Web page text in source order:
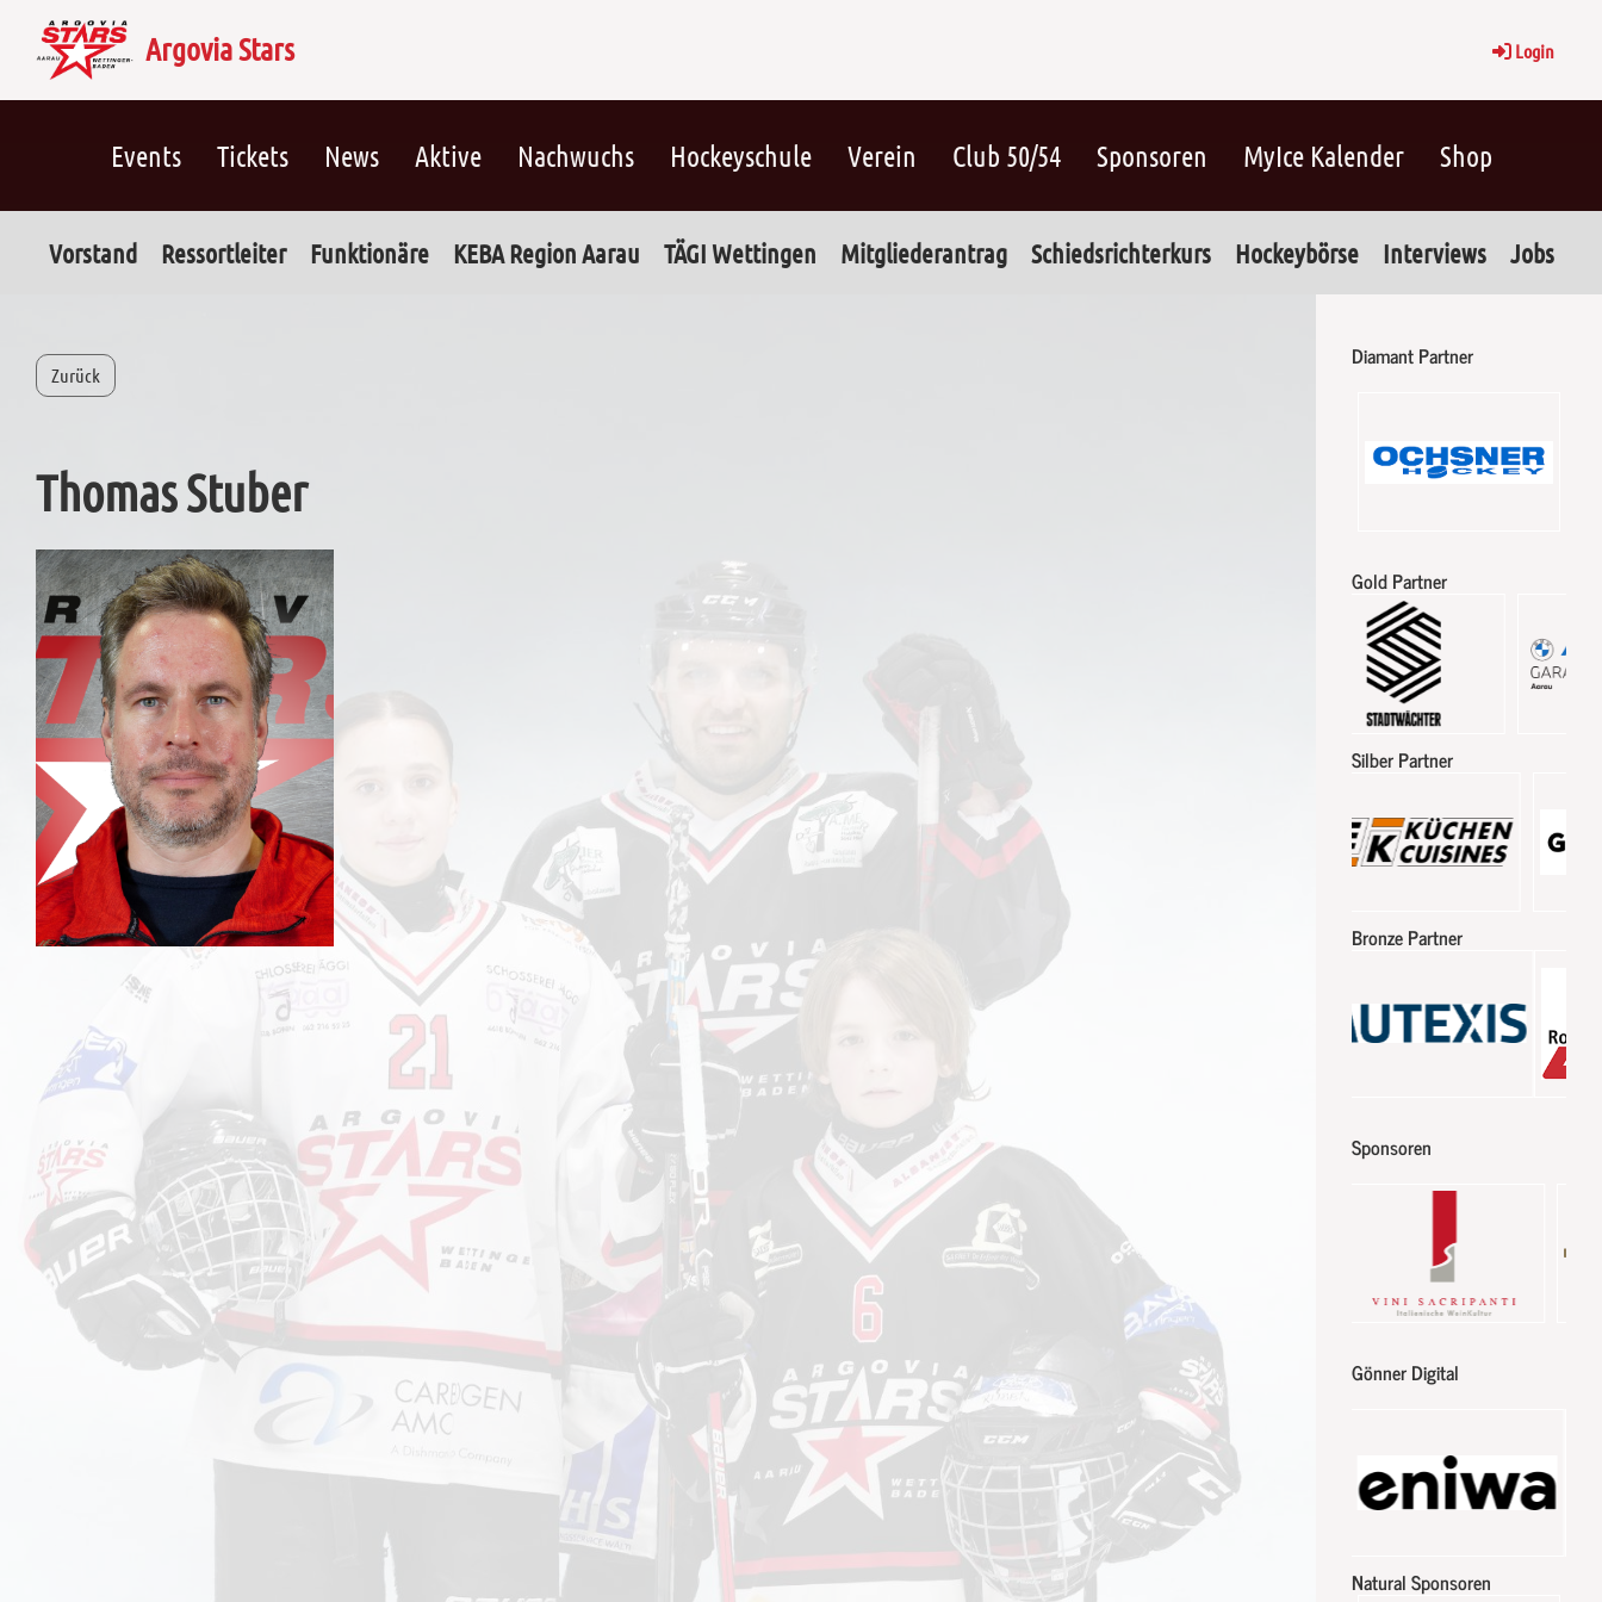
Argovia Stars Login
Events Tickets News Aktive Nachwuchs Hockeyschule Verein Club 50/54 Sponsoren MyIce Kalender Shop
Vorstand Ressortleiter Funktionäre KEBA Region Aarau TÄGI Wettingen Mitgliederantrag Schiedsrichterkurs Hockeybörse Interviews Jobs
Zurück
Thomas Stuber
Diamant Partner
Gold Partner
Silber Partner
Bronze Partner
Sponsoren
Gönner Digital
Natural Sponsoren